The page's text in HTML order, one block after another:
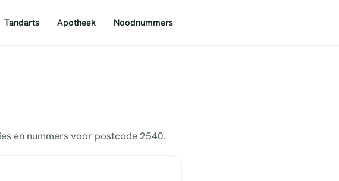
Tandarts Apotheek Noodnummers
en nummers voor postcode 2540.